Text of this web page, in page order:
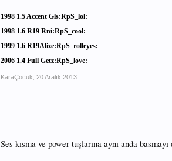
1998 1.5 Accent Gls:RpS_lol:
1998 1.6 R19 Rni:RpS_cool:
1999 1.6 R19Alize:RpS_rolleyes:
2006 1.4 Full Getz:RpS_love:
KaraÇocuk 20 Aralık 2013
Ses kısma ve power tuşlarına aynı anda